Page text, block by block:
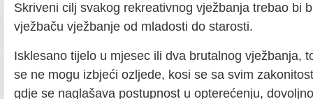
Skriveni cilj svakog rekreativnog vježbanja trebao bi
vježbaču vježbanje od mladosti do starosti.
Isklesano tijelo u mjesec ili dva brutalnog vježbanja,
se ne mogu izbjeći ozljede, kosi se sa svim
gdje se naglašava postupnost u opterećenju,